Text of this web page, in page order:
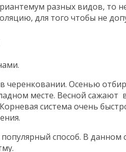
разных видов, то
для того чтобы не
черенковании. Осенью
месте. Весной сажают
система очень
способ. В данном